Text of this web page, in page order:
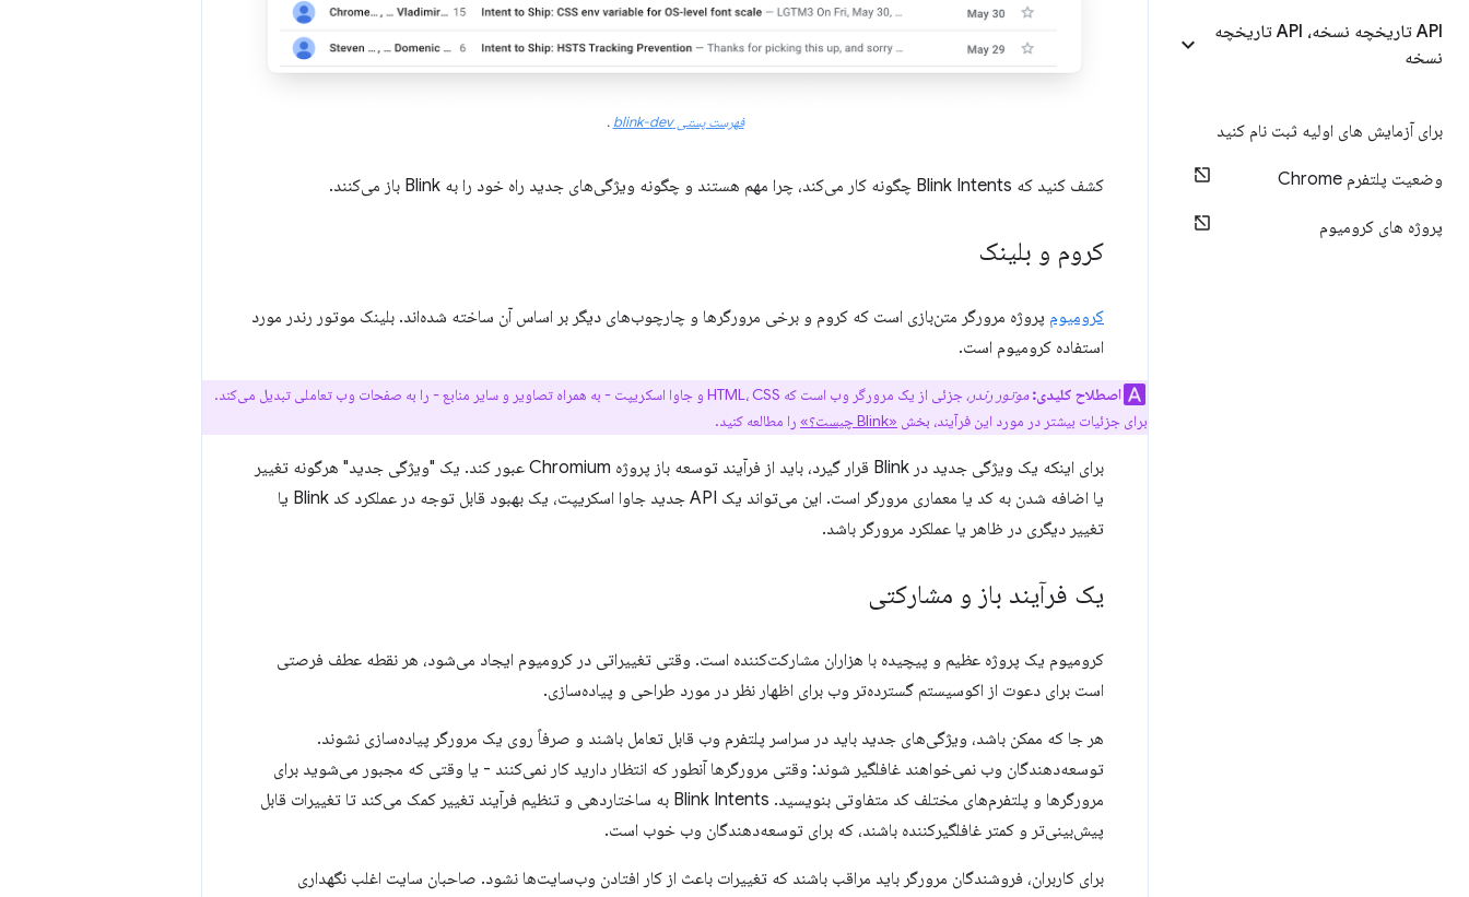
API تاریخچه نسخه، API تاریخچه
نسخه
برای آزمایش های اولیه ثبت نام کنید
وضعیت پلتفرم Chrome
پروژه های کرومیوم
فهرست پستی blink-dev .
کشف کنید که Blink Intents چگونه کار می‌کند، چرا مهم هستند و چگونه ویژگی‌های جدید راه خود را به Blink باز می‌کنند.
کروم و بلینک
کرومیوم پروژه مرورگر متن‌بازی است که کروم و برخی مرورگرها و چارچوب‌های دیگر بر اساس آن ساخته شده‌اند. بلینک موتور رندر مورد
استفاده کرومیوم است.
اصطلاح کلیدی: موتور رندر،
جزئی از یک مرورگر وب است که HTML، CSS و جاوا اسکریپت - به همراه تصاویر و سایر منابع - را به صفحات وب تعاملی تبدیل می‌کند.
برای جزئیات بیشتر در مورد این فرآیند، بخش «Blink چیست؟» را مطالعه کنید.
برای اینکه یک ویژگی جدید در Blink قرار گیرد، باید از فرآیند توسعه باز پروژه Chromium عبور کند. یک "ویژگی جدید" هرگونه تغییر
یا اضافه شدن به کد یا معماری مرورگر است. این می‌تواند یک API جدید جاوا اسکریپت، یک بهبود قابل توجه در عملکرد کد Blink یا
تغییر دیگری در ظاهر یا عملکرد مرورگر باشد.
یک فرآیند باز و مشارکتی
کرومیوم یک پروژه عظیم و پیچیده با هزاران مشارکت‌کننده است. وقتی تغییراتی در کرومیوم ایجاد می‌شود، هر نقطه عطف فرصتی
است برای دعوت از اکوسیستم گسترده‌تر وب برای اظهار نظر در مورد طراحی و پیاده‌سازی.
هر جا که ممکن باشد، ویژگی‌های جدید باید در سراسر پلتفرم وب قابل تعامل باشند و صرفاً روی یک مرورگر پیاده‌سازی نشوند.
توسعه‌دهندگان وب نمی‌خواهند غافلگیر شوند: وقتی مرورگرها آنطور که انتظار دارید کار نمی‌کنند - یا وقتی که مجبور می‌شوید برای
مرورگرها و پلتفرم‌های مختلف کد متفاوتی بنویسید. Blink Intents به ساختاردهی و تنظیم فرآیند تغییر کمک می‌کند تا تغییرات قابل
پیش‌بینی‌تر و کمتر غافلگیرکننده باشند، که برای توسعه‌دهندگان وب خوب است.
برای کاربران، فروشندگان مرورگر باید مراقب باشند که تغییرات باعث از کار افتادن وب‌سایت‌ها نشود. صاحبان سایت اغلب نگهداری